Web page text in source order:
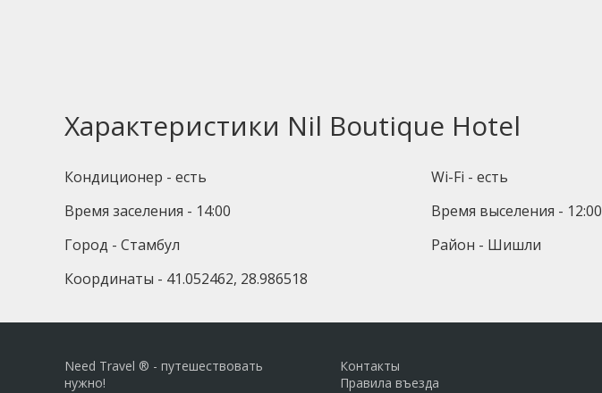
Характеристики Nil Boutique Hotel
Кондиционер - есть Wi-Fi - есть
Время заселения - 14:00
Время выселения - 12:00
Город - Стамбул
Район - Шишли
Координаты - 41.052462, 28.986518
Need Travel ® - путешествовать
нужно!
Контакты
Правила въезда